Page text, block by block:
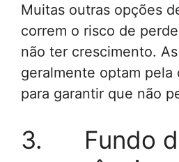
Muitas outras opções
correm o risco de
não ter crescimento.
geralmente optam pela
para garantir que não
3. Fundo